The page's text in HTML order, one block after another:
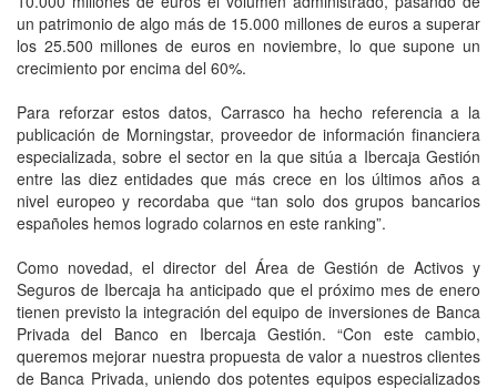
un patrimonio de algo más de 15.000 millones de euros a superar
los 25.500 millones de euros en noviembre, lo que supone un
crecimiento por encima del 60%.
Para reforzar estos datos, Carrasco ha hecho referencia a la
publicación de Morningstar, proveedor de información financiera
especializada, sobre el sector en la que sitúa a Ibercaja Gestión
entre las diez entidades que más crece en los últimos años a
nivel europeo y recordaba que “tan solo dos grupos bancarios
españoles hemos logrado colarnos en este ranking”.
Como novedad, el director del Área de Gestión de Activos y
Seguros de Ibercaja ha anticipado que el próximo mes de enero
tienen previsto la integración del equipo de inversiones de Banca
Privada del Banco en Ibercaja Gestión. “Con este cambio,
queremos mejorar nuestra propuesta de valor a nuestros clientes
de Banca Privada, uniendo dos potentes equipos especializados